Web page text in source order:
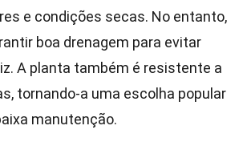
e condições secas. No entanto,
boa drenagem para evitar
A planta também é resistente a
tornando-a uma escolha popular
manutenção.